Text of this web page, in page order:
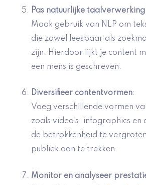
Pas natuurlijke taalverwerking
Maak gebruik van NLP om
die zowel leesbaar als
zijn. Hierdoor lijkt je content
een mens is geschreven.
Diversifieer contentvormen:
Voeg verschillende vormen
zoals video’s, infographics en
de betrokkenheid te
publiek aan te trekken.
Monitor en analyseer